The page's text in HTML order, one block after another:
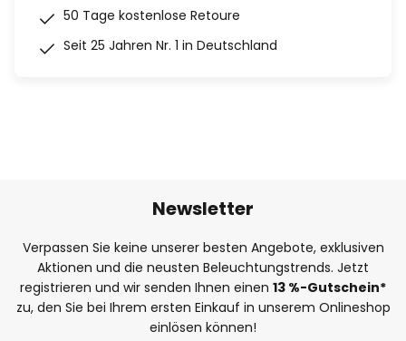
50 Tage kostenlose Retoure
Seit 25 Jahren Nr. 1 in Deutschland
Newsletter
Verpassen Sie keine unserer besten Angebote, exklusiven
Aktionen und die neusten Beleuchtungstrends. Jetzt
registrieren und wir senden Ihnen einen 13 %-Gutschein*
zu, den Sie bei Ihrem ersten Einkauf in unserem Onlineshop
einlösen können!